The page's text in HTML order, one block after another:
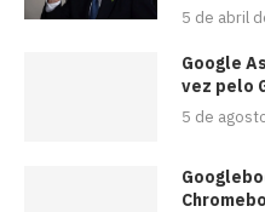
5 de abril
Google
vez pelo
5 de